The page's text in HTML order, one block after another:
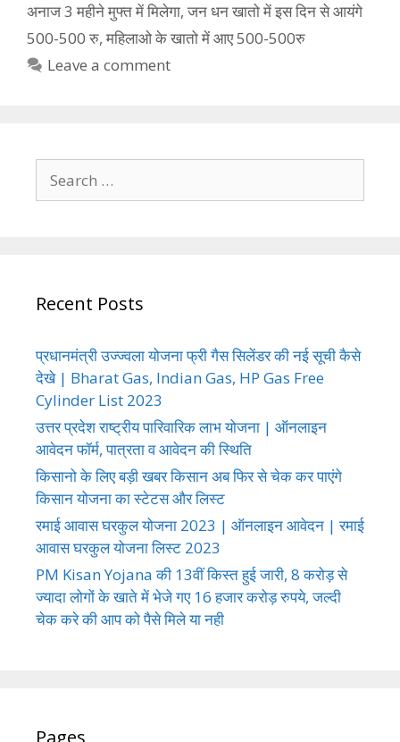
अनाज 3 महीने मुफ्त में मिलेगा, जन धन खातो में इस दिन से आयंगे
500-500 रु, महिलाओ के खातो में आए 500-500रु
Leave a comment
for:
Recent Posts
प्रधानमंत्री उज्ज्वला योजना फ्री गैस सिलेंडर की नई सूची कैसे
देखे | Bharat Gas, Indian Gas, HP Gas Free
Cylinder List 2023
उत्तर प्रदेश राष्ट्रीय पारिवारिक लाभ योजना | ऑनलाइन
आवेदन फॉर्म, पात्रता व आवेदन की स्थिति
किसानो के लिए बड़ी खबर किसान अब फिर से चेक कर पाएंगे
किसान योजना का स्टेटस और लिस्ट
रमाई आवास घरकुल योजना 2023 | ऑनलाइन आवेदन | रमाई
आवास घरकुल योजना लिस्ट 2023
PM Kisan Yojana की 13वीं किस्त हुई जारी, 8 करोड़ से
ज्यादा लोगों के खाते में भेजे गए 16 हजार करोड़ रुपये, जल्दी
चेक करे की आप को पैसे मिले या नही